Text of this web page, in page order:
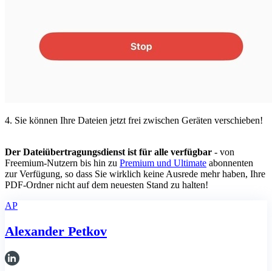
4. Sie können Ihre Dateien jetzt frei zwischen Geräten verschieben!
Der Dateiübertragungsdienst ist für alle verfügbar - von
Freemium-Nutzern bis hin zu Premium und Ultimate abonnenten
zur Verfügung, so dass Sie wirklich keine Ausrede mehr haben, Ihre
PDF-Ordner nicht auf dem neuesten Stand zu halten!
AP
Alexander Petkov